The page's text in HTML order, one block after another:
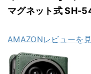
マグネット式 SH-
AMAZONレビューを